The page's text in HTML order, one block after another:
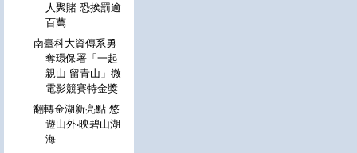
人聚賭 恐挨罰逾
百萬
南臺科大資傳系勇
奪環保署「一起
親山 留青山」微
電影競賽特金獎
翻轉金湖新亮點 悠
遊山外‧映碧山湖
海